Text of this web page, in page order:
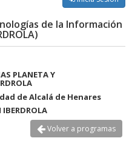
de la Información
PLANETA Y
de Alcalá de Henares
Volver a programas